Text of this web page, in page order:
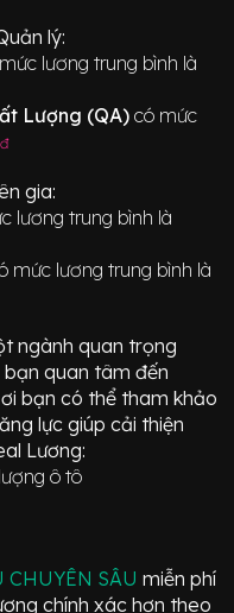
lý:
lương trung bình là
Lượng (QA)có mức
đ
gia:
lương trung bình là
mức lương trung bình là
ngành quan trọng
quan tâm đến
bạn có thể tham khảo
lực giúp cải thiện
Lương:
ô tô
CHUYÊN SÂUmiễn phí
chính xác hơn theo